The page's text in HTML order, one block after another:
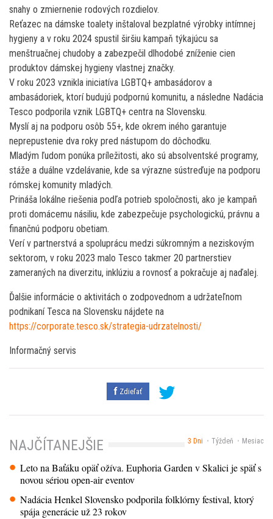
snahy o zmiernenie rodových rozdielov.
Reťazec na dámske toalety inštaloval bezplatné výrobky intímnej
hygieny a v roku 2024 spustil širšiu kampaň týkajúcu sa
menštruačnej chudoby a zabezpečil dlhodobé zníženie cien
produktov dámskej hygieny vlastnej značky.
V roku 2023 vznikla iniciatíva LGBTQ+ ambasádorov a
ambasádoriek, ktorí budujú podpornú komunitu, a následne Nadácia
Tesco podporila vznik LGBTQ+ centra na Slovensku.
Myslí aj na podporu osôb 55+, kde okrem iného garantuje
neprepustenie dva roky pred nástupom do dôchodku.
Mladým ľudom ponúka príležitosti, ako sú absolventské programy,
stáže a duálne vzdelávanie, kde sa výrazne sústreďuje na podporu
rómskej komunity mladých.
Prináša lokálne riešenia podľa potrieb spoločnosti, ako je kampaň
proti domácemu násiliu, kde zabezpečuje psychologickú, právnu a
finančnú podporu obetiam.
Verí v partnerstvá a spoluprácu medzi súkromným a neziskovým
sektorom, v roku 2023 malo Tesco takmer 20 partnerstiev
zameraných na diverzitu, inklúziu a rovnosť a pokračuje aj naďalej.
Ďalšie informácie o aktivitách o zodpovednom a udržateľnom
podnikaní Tesca na Slovensku nájdete na
https://corporate.tesco.sk/strategia-udrzatelnosti/
Informačný servis
Zdieľať
3 Dni Týždeň Mesiac
NAJČÍTANEJŠIE
Leto na Baťáku opäť ožíva. Euphoria Garden v Skalici je späť s
novou sériou open-air eventov
Nadácia Henkel Slovensko podporila folklórny festival, ktorý
spája generácie už 23 rokov